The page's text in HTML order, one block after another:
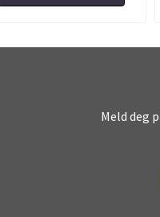
Meld deg